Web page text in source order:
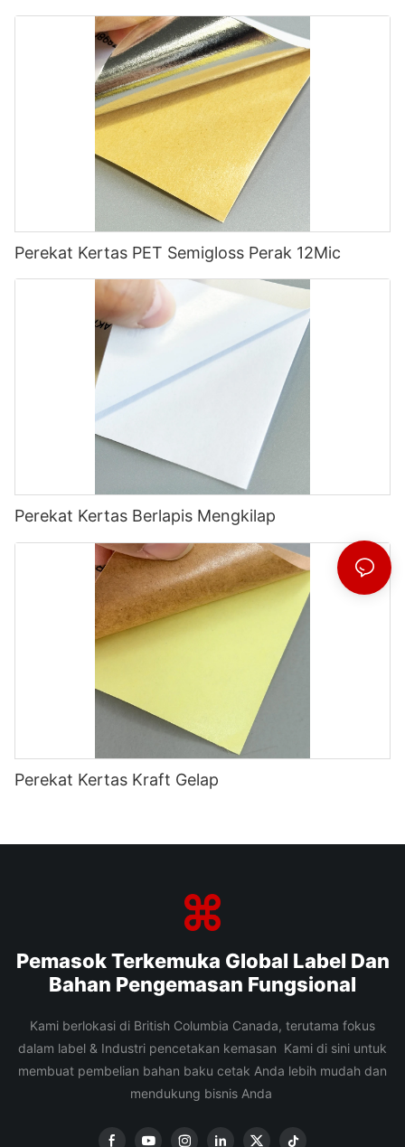
Perekat Kertas PET Semigloss Perak 12Mic
Perekat Kertas Berlapis Mengkilap
Perekat Kertas Kraft Gelap
Pemasok Terkemuka Global Label Dan
Bahan Pengemasan Fungsional
Kami berlokasi di British Columbia Canada, terutama fokus
dalam label & Industri pencetakan kemasan Kami di sini untuk
membuat pembelian bahan baku cetak Anda lebih mudah dan
mendukung bisnis Anda